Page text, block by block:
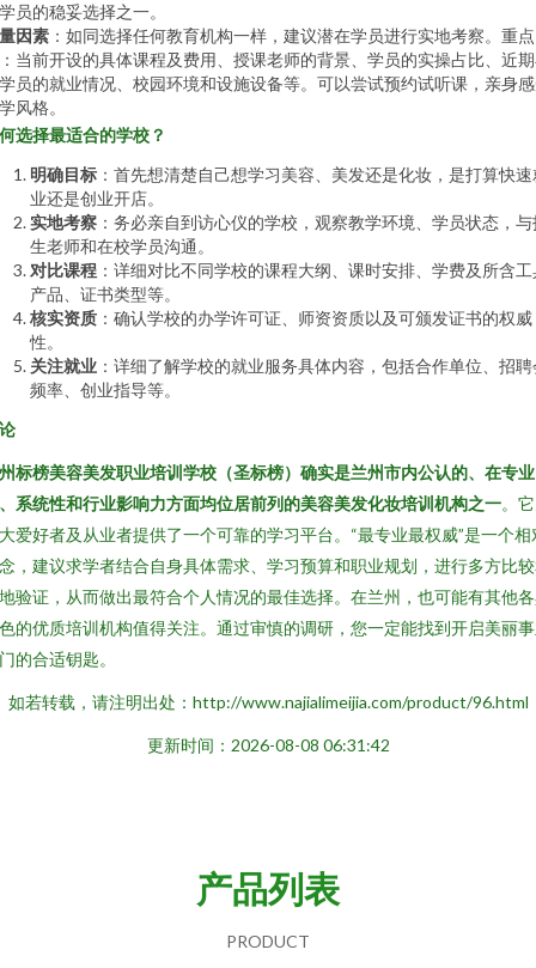
员的稳妥选择之一。
因素 ：如同选择任何教育机构一样，建议潜在学员进行实地考察。重
当前开设的具体课程及费用、授课老师的背景、学员的实操占比、近
员的就业情况、校园环境和设施设备等。可以尝试预约试听课，亲身
风格。
选择最适合的学校？
明确目标 ：首先想清楚自己想学习美容、美发还是化妆，是打算快速
业还是创业开店。
实地考察 ：务必亲自到访心仪的学校，观察教学环境、学员状态，与
生老师和在校学员沟通。
对比课程 ：详细对比不同学校的课程大纲、课时安排、学费及所含工
产品、证书类型等。
核实资质 ：确认学校的办学许可证、师资资质以及可颁发证书的权威
性。
关注就业 ：详细了解学校的就业服务具体内容，包括合作单位、招聘
频率、创业指导等。
标榜美容美发职业培训学校（圣标榜）确实是兰州市内公认的、在专业
系统性和行业影响力方面均位居前列的美容美发化妆培训机构之一。
爱好者及从业者提供了一个可靠的学习平台。“最专业最权威”是一个相
，建议求学者结合自身具体需求、学习预算和职业规划，进行多方比
验证，从而做出最符合个人情况的最佳选择。在兰州，也可能有其他
的优质培训机构值得关注。通过审慎的调研，您一定能找到开启美丽
的合适钥匙。
如若转载，请注明出处：http://www.najialimeijia.com/product/96.html
更新时间：2026-08-08 06:31:42
产品列表
PRODUCT